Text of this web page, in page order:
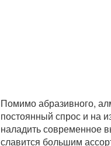
Помимо абразивного,
постоянный спрос и на
наладить современное
славится большим